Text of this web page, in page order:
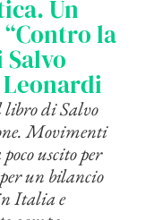
Un
la
libro di Salvo
Movimenti
uscito per
un bilancio
Italia e